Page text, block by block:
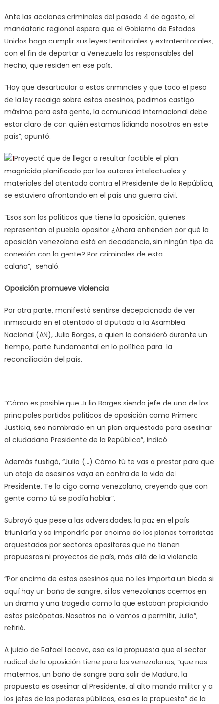
Ante las acciones criminales del pasado 4 de agosto, el
mandatario regional espera que el Gobierno de Estados
Unidos haga cumplir sus leyes territoriales y extraterritoriales,
con el fin de deportar a Venezuela los responsables del
hecho, que residen en ese país.
“Hay que desarticular a estos criminales y que todo el peso
de la ley recaiga sobre estos asesinos, pedimos castigo
máximo para esta gente, la comunidad internacional debe
estar claro de con quién estamos lidiando nosotros en este
país”; apuntó.
Proyectó que de llegar a resultar factible el plan
magnicida planificado por los autores intelectuales y
materiales del atentado contra el Presidente de la República,
se estuviera afrontando en el país una guerra civil.
“Esos son los políticos que tiene la oposición, quienes
representan al pueblo opositor ¿Ahora entienden por qué la
oposición venezolana está en decadencia, sin ningún tipo de
conexión con la gente? Por criminales de esta
calaña”, señaló.
Oposición promueve violencia
Por otra parte, manifestó sentirse decepcionado de ver
inmiscuido en el atentado al diputado a la Asamblea
Nacional (AN), Julio Borges, a quien lo consideró durante un
tiempo, parte fundamental en lo político para la
reconciliación del país.
“Cómo es posible que Julio Borges siendo jefe de uno de los
principales partidos políticos de oposición como Primero
Justicia, sea nombrado en un plan orquestado para asesinar
al ciudadano Presidente de la República”, indicó
Además fustigó, “Julio (…) Cómo tú te vas a prestar para que
un atajo de asesinos vaya en contra de la vida del
Presidente. Te lo digo como venezolano, creyendo que con
gente como tú se podía hablar”.
Subrayó que pese a las adversidades, la paz en el país
triunfaría y se impondría por encima de los planes terroristas
orquestados por sectores opositores que no tienen
propuestas ni proyectos de país, más allá de la violencia.
“Por encima de estos asesinos que no les importa un bledo si
aquí hay un baño de sangre, si los venezolanos caemos en
un drama y una tragedia como la que estaban propiciando
estos psicópatas. Nosotros no lo vamos a permitir, Julio”,
refirió.
A juicio de Rafael Lacava, esa es la propuesta que el sector
radical de la oposición tiene para los venezolanos, “que nos
matemos, un baño de sangre para salir de Maduro, la
propuesta es asesinar al Presidente, al alto mando militar y a
los jefes de los poderes públicos, esa es la propuesta” de la